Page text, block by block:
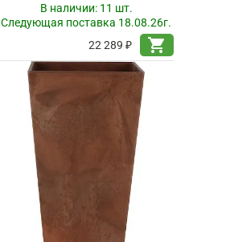
В наличии: 11 шт.
Следующая поставка 18.08.26г.
22 289 ₽
shopping_cart